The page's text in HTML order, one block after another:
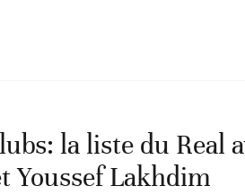
la liste du Real
Youssef Lakhdim